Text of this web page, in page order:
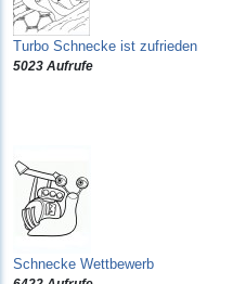
Turbo Schnecke ist zufrieden
5023 Aufrufe
Schnecke Wettbewerb